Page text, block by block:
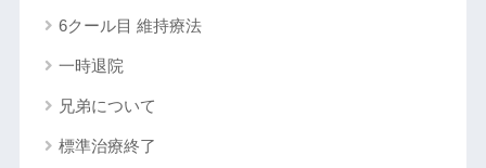
6クール目 維持療法
一時退院
兄弟について
標準治療終了